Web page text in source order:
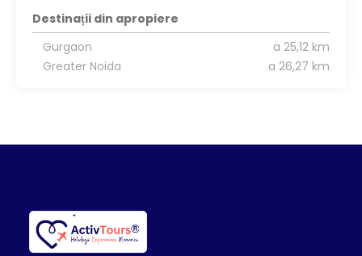
Destinații din apropiere
Gurgaon
a 25,12 km
Greater Noida
a 26,27 km